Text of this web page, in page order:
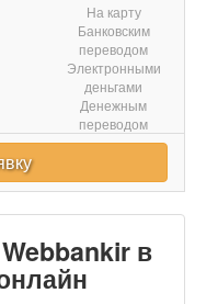
На карту
Банковским
переводом
Электронными
деньгами
Денежным
переводом
в